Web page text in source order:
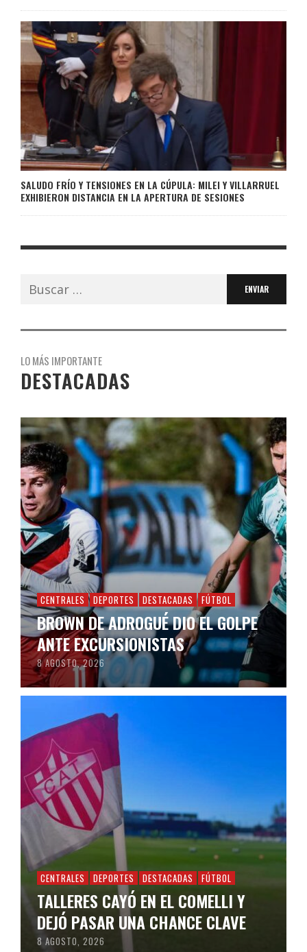
SALUDO FRÍO Y TENSIONES EN LA CÚPULA: MILEI Y VILLARRUEL
EXHIBIERON DISTANCIA EN LA APERTURA DE SESIONES
Buscar:
LO MÁS IMPORTANTE
DESTACADAS
CENTRALES DEPORTES DESTACADAS FÚTBOL
BROWN DE ADROGUÉ DIO EL GOLPE
ANTE EXCURSIONISTAS
8 AGOSTO, 2026
CENTRALES DEPORTES DESTACADAS FÚTBOL
TALLERES CAYÓ EN EL COMELLI Y
DEJÓ PASAR UNA CHANCE CLAVE
8 AGOSTO, 2026